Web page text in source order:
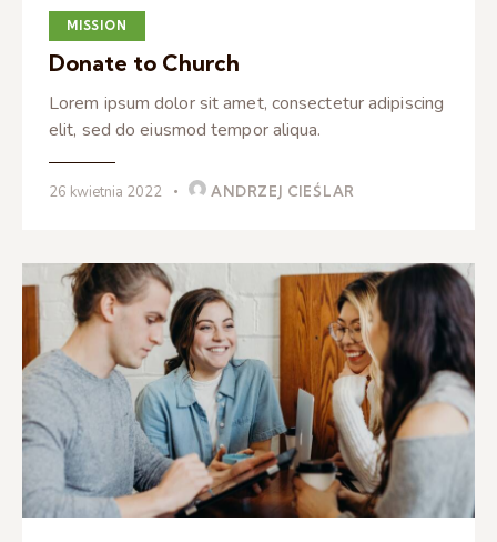
MISSION
Donate to Church
Lorem ipsum dolor sit amet, consectetur adipiscing
elit, sed do eiusmod tempor aliqua.
26 kwietnia 2022 ANDRZEJ CIEŚLAR